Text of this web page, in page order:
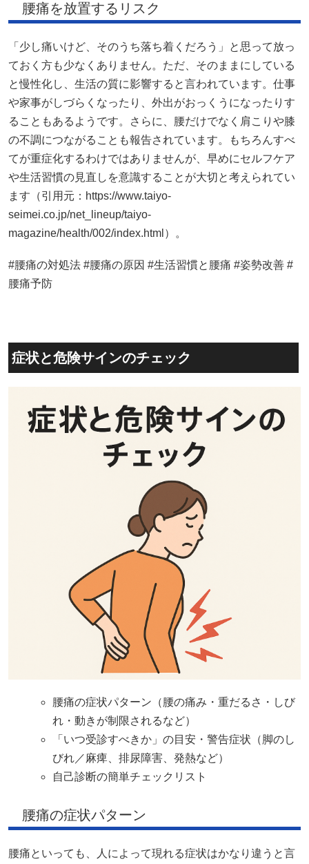
腰痛を放置するリスク
「少し痛いけど、そのうち落ち着くだろう」と思って放っ
ておく方も少なくありません。ただ、そのままにしている
と慢性化し、生活の質に影響すると言われています。仕事
や家事がしづらくなったり、外出がおっくうになったりす
ることもあるようです。さらに、腰だけでなく肩こりや膝
の不調につながることも報告されています。もちろんすべ
てが重症化するわけではありませんが、早めにセルフケア
や生活習慣の見直しを意識することが大切と考えられてい
ます（引用元：https://www.taiyo-
seimei.co.jp/net_lineup/taiyo-
magazine/health/002/index.html）。
#腰痛の対処法 #腰痛の原因 #生活習慣と腰痛 #姿勢改善 #
腰痛予防
症状と危険サインのチェック
腰痛の症状パターン（腰の痛み・重だるさ・しび
れ・動きが制限されるなど）
「いつ受診すべきか」の目安・警告症状（脚のし
びれ／麻痺、排尿障害、発熱など）
自己診断の簡単チェックリスト
腰痛の症状パターン
腰痛といっても、人によって現れる症状はかなり違うと言